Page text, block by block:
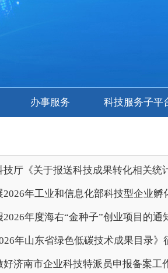
办事服务 科技服务子平
技厅《关于报送科技成果转化相关统
2026年工业和信息化部科技型企业孵
年度海右“金种子”创业项目的通
年山东省绿色低碳技术成果目录》
好济南市企业科技特派员申报备案工